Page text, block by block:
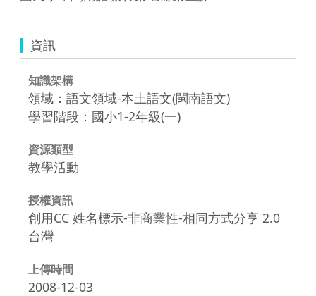
資訊
知識架構
領域：語文領域-本土語文(閩南語文)
學習階段：國小1-2年級(一)
資源類型
教學活動
授權資訊
創用CC 姓名標示-非商業性-相同方式分享 2.0
台灣
上傳時間
2008-12-03